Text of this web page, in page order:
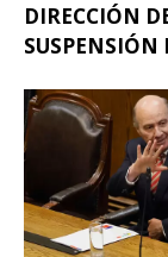
DIRECCIÓN
SUSPENSIÓN